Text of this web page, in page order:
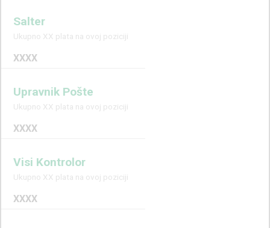
Salter
Ukupno XX plata na ovoj poziciji
XXXX
Upravnik Pošte
Ukupno XX plata na ovoj poziciji
XXXX
Visi Kontrolor
Ukupno XX plata na ovoj poziciji
XXXX